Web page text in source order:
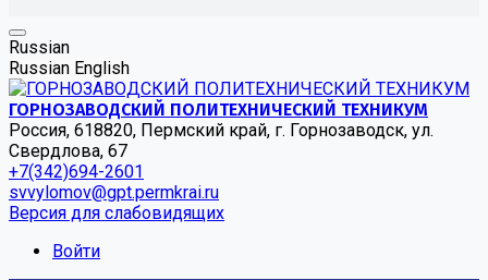
Russian
Russian English
ГОРНОЗАВОДСКИЙ ПОЛИТЕХНИЧЕСКИЙ ТЕХНИКУМ
Россия, 618820, Пермский край, г. Горнозаводск, ул.
Свердлова, 67
+7(342)694-2601
svvylomov@gpt.permkrai.ru
Версия для слабовидящих
Войти